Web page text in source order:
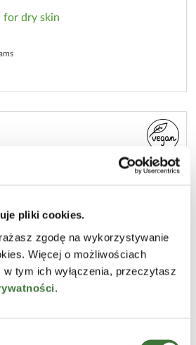
pliki cookies.
zgodę na wykorzystywanie
Więcej o możliwościach
tym ich wyłączenia, przeczytasz
.
for dry skin